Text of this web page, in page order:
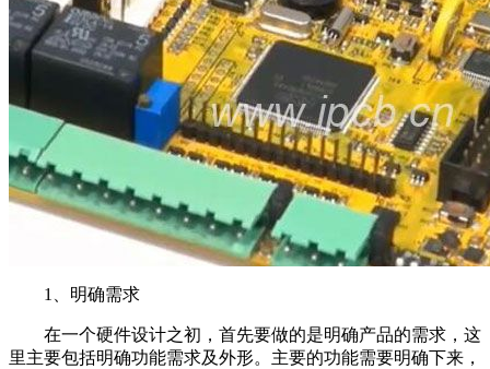
1、明确需求
在一个硬件设计之初，首先要做的是明确产品的需求，这
里主要包括明确功能需求及外形。主要的功能需要明确下来，